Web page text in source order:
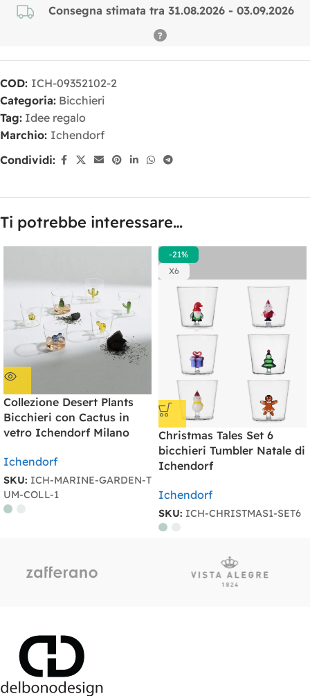
Consegna stimata tra 31.08.2026 - 03.09.2026
COD: ICH-09352102-2
Categoria: Bicchieri
Tag: Idee regalo
Marchio: Ichendorf
Condividi:
Ti potrebbe interessare…
Collezione Desert Plants
Bicchieri con Cactus in
vetro Ichendorf Milano
Ichendorf
SKU: ICH-MARINE-GARDEN-T
UM-COLL-1
-21%
X6
Christmas Tales Set 6
bicchieri Tumbler Natale di
Ichendorf
Ichendorf
SKU: ICH-CHRISTMAS1-SET6